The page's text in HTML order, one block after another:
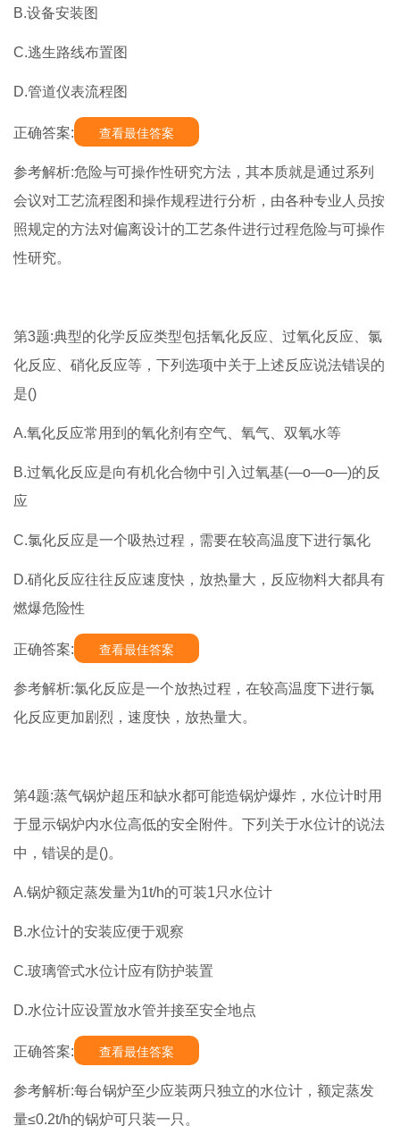
B.设备安装图
C.逃生路线布置图
D.管道仪表流程图
正确答案: 查看最佳答案
参考解析:危险与可操作性研究方法，其本质就是通过系列
会议对工艺流程图和操作规程进行分析，由各种专业人员按
照规定的方法对偏离设计的工艺条件进行过程危险与可操作
性研究。
第3题:典型的化学反应类型包括氧化反应、过氧化反应、氯
化反应、硝化反应等，下列选项中关于上述反应说法错误的
是()
A.氧化反应常用到的氧化剂有空气、氧气、双氧水等
B.过氧化反应是向有机化合物中引入过氧基(—o—o—)的反
应
C.氯化反应是一个吸热过程，需要在较高温度下进行氯化
D.硝化反应往往反应速度快，放热量大，反应物料大都具有
燃爆危险性
正确答案: 查看最佳答案
参考解析:氯化反应是一个放热过程，在较高温度下进行氯
化反应更加剧烈，速度快，放热量大。
第4题:蒸气锅炉超压和缺水都可能造锅炉爆炸，水位计时用
于显示锅炉内水位高低的安全附件。下列关于水位计的说法
中，错误的是()。
A.锅炉额定蒸发量为1t/h的可装1只水位计
B.水位计的安装应便于观察
C.玻璃管式水位计应有防护装置
D.水位计应设置放水管并接至安全地点
正确答案: 查看最佳答案
参考解析:每台锅炉至少应装两只独立的水位计，额定蒸发
量≤0.2t/h的锅炉可只装一只。